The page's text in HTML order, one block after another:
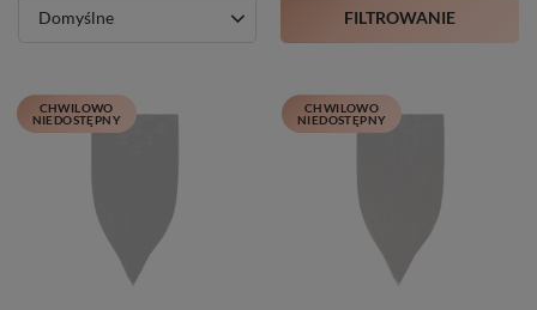
Domyślne FILTROWANIE
CHWILOWO
NIEDOSTĘPNY
CHWILOWO
NIEDOSTĘPNY